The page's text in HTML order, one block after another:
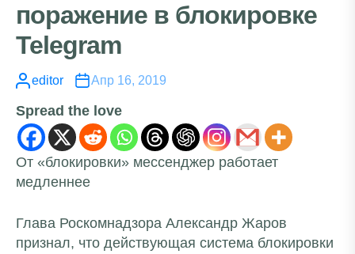
поражение в блокировке
Telegram
editor Апр 16, 2019
Spread the love
От «блокировки» мессенджер работает
медленнее
Глава Роскомнадзора Александр Жаров
признал, что действующая система блокировки